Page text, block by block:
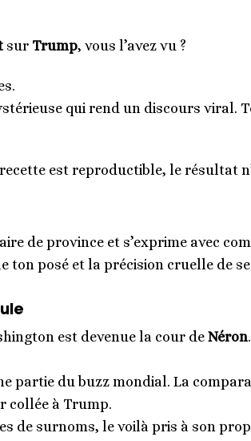
sur Trump, vous l’avez vu ?
qui rend un discours viral.
est reproductible, le résultat
de province et s’exprime avec
ton posé et la précision cruelle de
est devenue la cour de Néron
partie du buzz mondial. La
collée à Trump.
de surnoms, le voilà pris à son